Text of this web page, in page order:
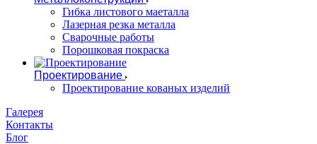
Гибка листового маеталла
Лазерная резка металла
Сварочные работы
Порошковая покраска
Проектирование
Проектирование кованых изделий
Галерея
Контакты
Блог